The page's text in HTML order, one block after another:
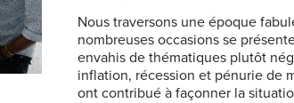
Nous traversons une époque
nombreuses occasions se
envahis de thématiques plutôt
inflation, récession et pénurie de
ont contribué à façonner la